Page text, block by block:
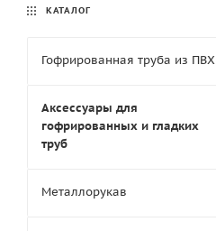
КАТАЛОГ
Гофрированная труба из ПВХ
Аксессуары для
гофрированных и гладких
труб
Металлорукав